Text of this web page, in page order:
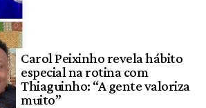
Carol Peixinho revela hábito
especial na rotina com
Thiaguinho: “A gente valoriza
muito”